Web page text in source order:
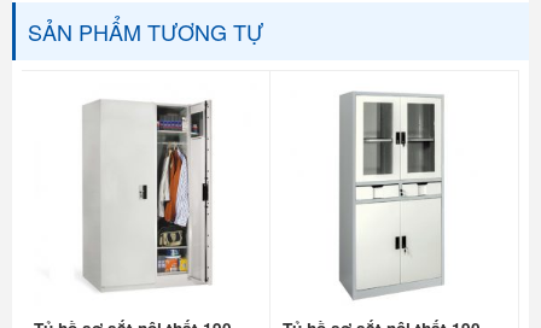
SẢN PHẨM TƯƠNG TỰ